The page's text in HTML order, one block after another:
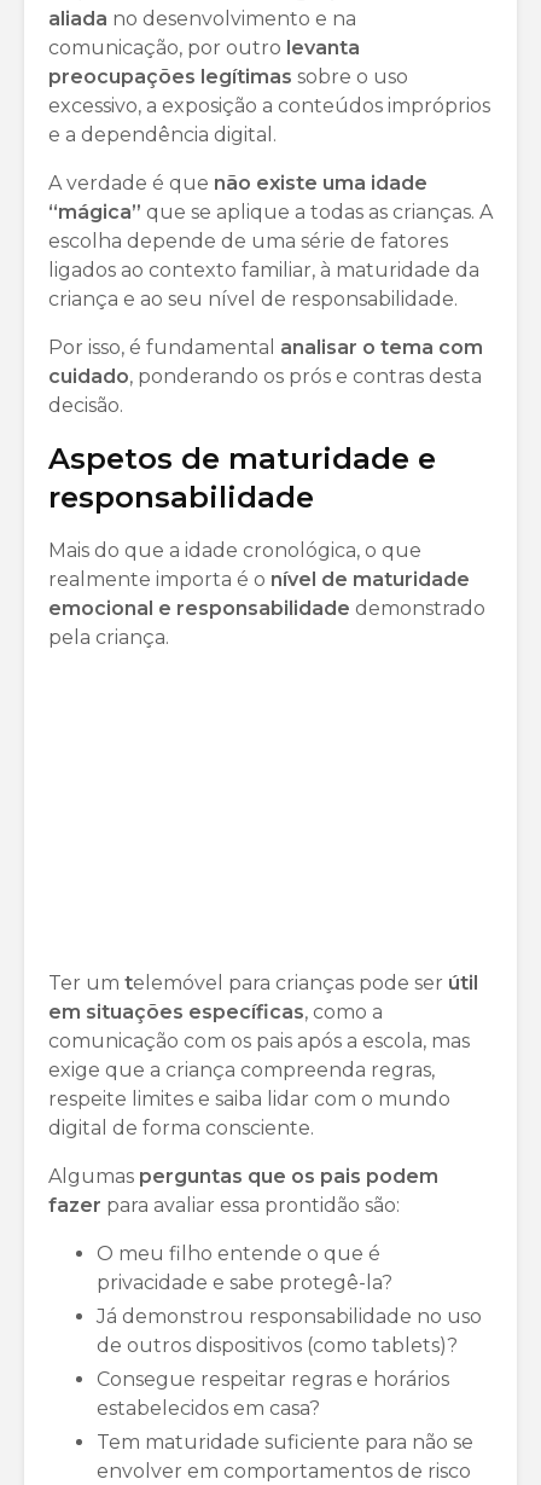
aliada no desenvolvimento e na
comunicação, por outro levanta
preocupações legítimas sobre o uso
excessivo, a exposição a conteúdos impróprios
e a dependência digital.
A verdade é que não existe uma idade
“mágica” que se aplique a todas as crianças. A
escolha depende de uma série de fatores
ligados ao contexto familiar, à maturidade da
criança e ao seu nível de responsabilidade.
Por isso, é fundamental analisar o tema com
cuidado, ponderando os prós e contras desta
decisão.
Aspetos de maturidade e
responsabilidade
Mais do que a idade cronológica, o que
realmente importa é o nível de maturidade
emocional e responsabilidade demonstrado
pela criança.
Ter um telemóvel para crianças pode ser útil
em situações específicas, como a
comunicação com os pais após a escola, mas
exige que a criança compreenda regras,
respeite limites e saiba lidar com o mundo
digital de forma consciente.
Algumas perguntas que os pais podem
fazer para avaliar essa prontidão são:
O meu filho entende o que é
privacidade e sabe protegê-la?
Já demonstrou responsabilidade no uso
de outros dispositivos (como tablets)?
Consegue respeitar regras e horários
estabelecidos em casa?
Tem maturidade suficiente para não se
envolver em comportamentos de risco